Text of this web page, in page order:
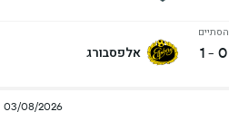
הסתיים
0
-
1 אלפסבורג
03/08/2026